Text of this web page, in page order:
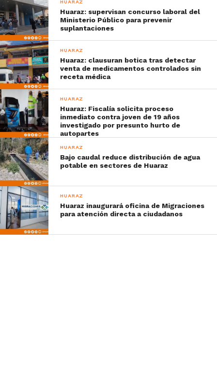
HUARAZ
Huaraz: supervisan concurso laboral del
Ministerio Público para prevenir
suplantaciones
HUARAZ
Huaraz: clausuran botica tras detectar
venta de medicamentos controlados sin
receta médica
HUARAZ
Huaraz: Fiscalía solicita proceso
inmediato contra joven de 19 años
investigado por presunto hurto de
autopartes
HUARAZ
Bajo caudal reduce distribución de agua
potable en sectores de Huaraz
HUARAZ
Huaraz inaugurará oficina de Migraciones
para atención directa a ciudadanos